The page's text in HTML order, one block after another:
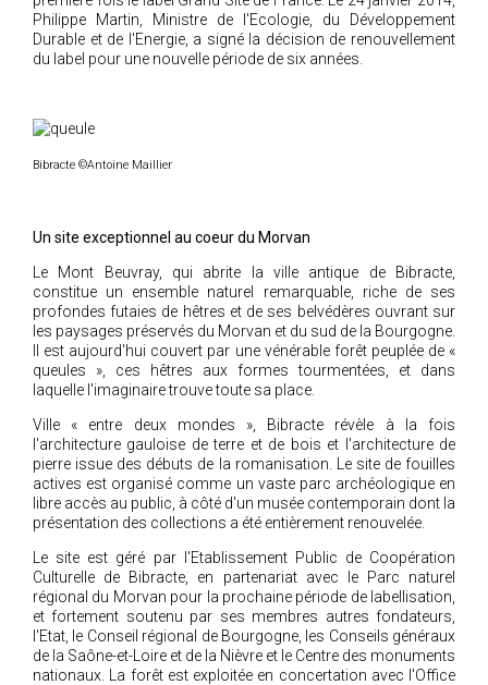
2018
2017
2015
2011
2010
2009
2008
2007
2006
2005
2004
Philippe Martin, Ministre de l'Ecologie, du Développement
Durable et de l'Energie, a signé la décision de renouvellement
du label pour une nouvelle période de six années.
Bibracte ©Antoine Maillier
Un site exceptionnel au coeur du Morvan
Le Mont Beuvray, qui abrite la ville antique de Bibracte,
constitue un ensemble naturel remarquable, riche de ses
profondes futaies de hêtres et de ses belvédères ouvrant sur
les paysages préservés du Morvan et du sud de la Bourgogne.
Il est aujourd'hui couvert par une vénérable forêt peuplée de «
queules », ces hêtres aux formes tourmentées, et dans
laquelle l'imaginaire trouve toute sa place.
Ville « entre deux mondes », Bibracte révèle à la fois
l'architecture gauloise de terre et de bois et l'architecture de
pierre issue des débuts de la romanisation. Le site de fouilles
actives est organisé comme un vaste parc archéologique en
libre accès au public, à côté d'un musée contemporain dont la
présentation des collections a été entièrement renouvelée.
Le site est géré par l'Etablissement Public de Coopération
Culturelle de Bibracte, en partenariat avec le Parc naturel
régional du Morvan pour la prochaine période de labellisation,
et fortement soutenu par ses membres autres fondateurs,
l'Etat, le Conseil régional de Bourgogne, les Conseils généraux
de la Saône-et-Loire et de la Nièvre et le Centre des monuments
nationaux. La forêt est exploitée en concertation avec l'Office